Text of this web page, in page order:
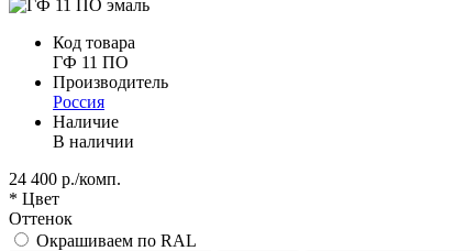
Код товара
ГФ 11 ПО
Производитель
Россия
Наличие
В наличии
24 400 р./комп.
* Цвет
Оттенок
Окрашиваем по RAL